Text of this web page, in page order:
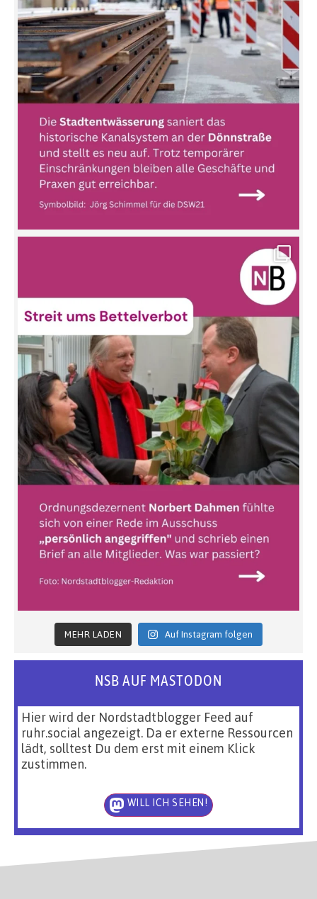
MEHR LADEN Auf Instagram folgen
NSB AUF MASTODON
Hier wird der Nordstadtblogger Feed auf
ruhr.social angezeigt. Da er externe Ressourcen
lädt, solltest Du dem erst mit einem Klick
zustimmen.
WILL ICH SEHEN!